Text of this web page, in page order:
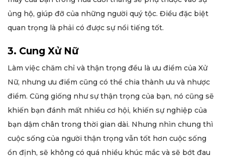
ủng hộ, giúp đỡ của những người quý tộc. Điều đặc biệt
quan trọng là phải có được sự nổi tiếng tốt.
3. Cung Xử Nữ
Làm việc chăm chỉ và thận trọng đều là ưu điểm của Xử
Nữ, nhưng ưu điểm cũng có thể chia thành ưu và nhược
điểm. Cũng giống như sự thận trọng của bạn, nó cũng sẽ
khiến bạn đánh mất nhiều cơ hội, khiến sự nghiệp của
bạn dậm chân trong thời gian dài. Nhưng nhìn chung thì
cuộc sống của người thận trọng vẫn tốt hơn cuộc sống
ổn định, sẽ không có quá nhiều khúc mắc và sẽ bớt đau